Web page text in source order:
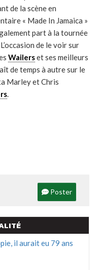
de la scène en
« Made In Jamaica »
part à la tournée
de le voir sur
Wailerset ses meilleurs
de temps à autre sur le
Marley et Chris
.
Poster